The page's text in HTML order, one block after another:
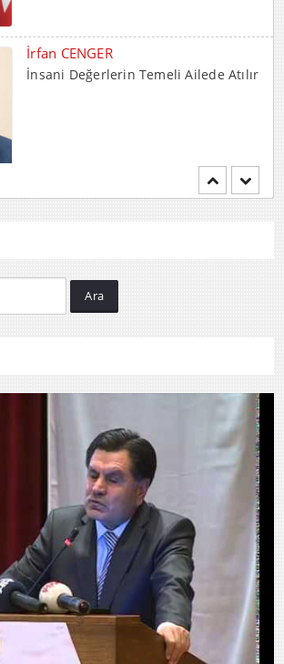
İnsani Değerlerin Temeli Ailede Atılır
Hayrani ALTINDAŞ